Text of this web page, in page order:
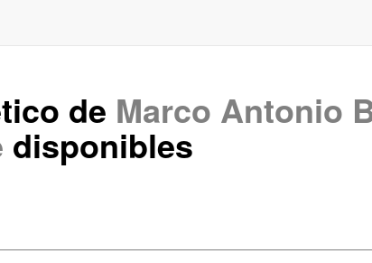
de Marco Antonio
disponibles